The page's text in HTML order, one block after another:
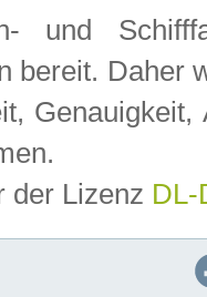
und
bereit. Daher
der Lizenz